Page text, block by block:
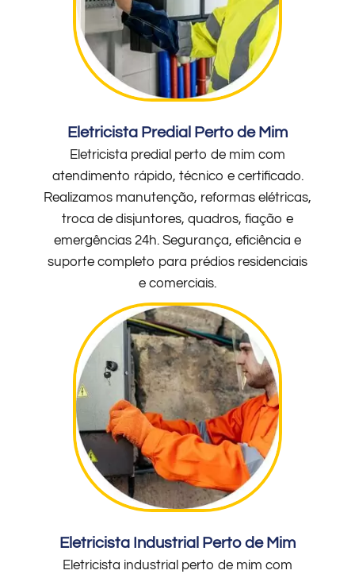
Eletricista Predial Perto de Mim
Eletricista predial perto de mim com
atendimento rápido, técnico e certificado.
Realizamos manutenção, reformas elétricas,
troca de disjuntores, quadros, fiação e
emergências 24h. Segurança, eficiência e
suporte completo para prédios residenciais
e comerciais.
Eletricista Industrial Perto de Mim
Eletricista industrial perto de mim com